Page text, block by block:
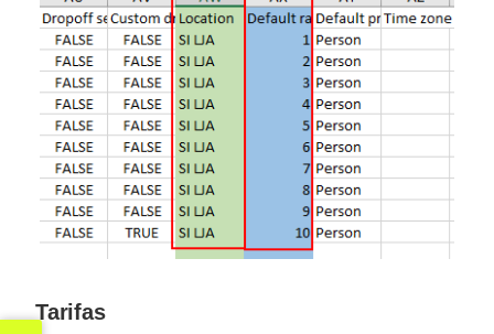
Tarifas